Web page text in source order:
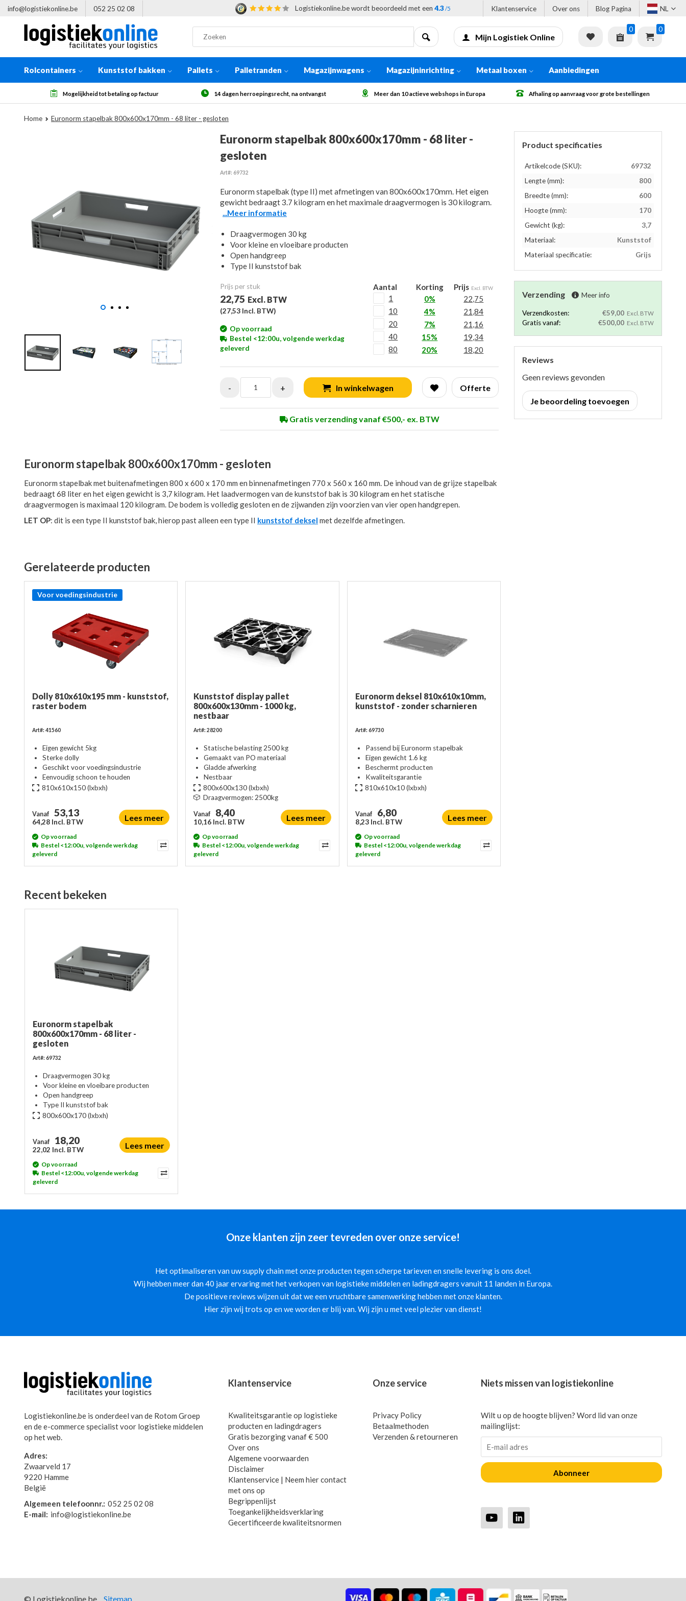
info@logistiekonline.be 052 25 02 08 Logistiekonline.be wordt beoordeeld met een 4.3/5 Klantenservice Over ons Blog Pagina NL
Mijn Logistiek Online
0 0
Rolcontainers Kunststof bakken Pallets Palletranden Magazijnwagens Magazijninrichting Metaal boxen Aanbiedingen
tot betaling op factuur 14 dagen herroepingsrecht, na ontvangst Meer dan 10 actieve webshops in Europa Afhaling op aanvraag voor grote bestellingen Gratis verzending vanaf € 500
Home Euronorm stapelbak 800x600x170mm - 68 liter - gesloten
Euronorm stapelbak 800x600x170mm - 68 liter -
gesloten
Art#: 69732
Euronorm stapelbak (type II) met afmetingen van 800x600x170mm. Het eigen
gewicht bedraagt 3.7 kilogram en het maximale draagvermogen is 30 kilogram.
...Meer informatie
Draagvermogen 30 kg
Voor kleine en vloeibare producten
Open handgreep
Type II kunststof bak
Prijs per stuk
22,75 Excl. BTW
(27,53 Incl. BTW)
Op voorraad
Bestel <12:00u, volgende werkdag
geleverd
Aantal Korting Prijs Excl. BTW
1 0%
22,75
10
4%
21,84
20
7%
21,16
40
15%
19,34
80
20% 18,20
- + In winkelwagen Offerte
Gratis verzending vanaf €500,- ex. BTW
Euronorm stapelbak 800x600x170mm - gesloten
Euronorm stapelbak met buitenafmetingen 800 x 600 x 170 mm en binnenafmetingen 770 x 560 x 160 mm. De inhoud van de grijze stapelbak
bedraagt 68 liter en het eigen gewicht is 3,7 kilogram. Het laadvermogen van de kunststof bak is 30 kilogram en het statische
draagvermogen is maximaal 120 kilogram. De bodem is volledig gesloten en de zijwanden zijn voorzien van vier open handgrepen.
LET OP: dit is een type II kunststof bak, hierop past alleen een type II kunststof deksel met dezelfde afmetingen.
Product specificaties
Artikelcode (SKU):
69732
Lengte (mm):
800
Breedte (mm):
600
Hoogte (mm):
170
Gewicht (kg):
3,7
Materiaal:
Kunststof
Materiaal specificatie:
Grijs
Verzending Meer info
Verzendkosten: €59,00 Excl. BTW
Gratis vanaf: €500,00 Excl. BTW
Reviews
Geen reviews gevonden
Je beoordeling toevoegen
Gerelateerde producten
Voor voedingsindustrie
Dolly 810x610x195 mm - kunststof,
raster bodem
Art#: 41560
Eigen gewicht 5kg
Sterke dolly
Geschikt voor voedingsindustrie
Eenvoudig schoon te houden
810x610x150(lxbxh)
Vanaf 53,13
64,28 Incl. BTW Lees meer
Op voorraad
Bestel <12:00u, volgende werkdag
geleverd
Kunststof display pallet
800x600x130mm - 1000 kg,
nestbaar
Art#: 28200
Statische belasting 2500 kg
Gemaakt van PO materiaal
Gladde afwerking
Nestbaar
800x600x130(lxbxh)
Draagvermogen: 2500kg
Vanaf 8,40
10,16 Incl. BTW Lees meer
Op voorraad
Bestel <12:00u, volgende werkdag
geleverd
Euronorm deksel 810x610x10mm,
kunststof - zonder scharnieren
Art#: 69730
Passend bij Euronorm stapelbak
Eigen gewicht 1.6 kg
Beschermt producten
Kwaliteitsgarantie
810x610x10(lxbxh)
Vanaf 6,80
8,23 Incl. BTW Lees meer
Op voorraad
Bestel <12:00u, volgende werkdag
geleverd
Recent bekeken
Euronorm stapelbak
800x600x170mm - 68 liter -
gesloten
Art#: 69732
Draagvermogen 30 kg
Voor kleine en vloeibare producten
Open handgreep
Type II kunststof bak
800x600x170(lxbxh)
Vanaf 18,20
22,02 Incl. BTW Lees meer
Op voorraad
Bestel <12:00u, volgende werkdag
geleverd
Onze klanten zijn zeer tevreden over onze service!
Het optimaliseren van uw supply chain met onze producten tegen scherpe tarieven en snelle levering is ons doel.
Wij hebben meer dan 40 jaar ervaring met het verkopen van logistieke middelen en ladingdragers vanuit 11 landen in Europa.
De positieve reviews wijzen uit dat we een vruchtbare samenwerking hebben met onze klanten.
Hier zijn wij trots op en we worden er blij van. Wij zijn u met veel plezier van dienst!
Logistiekonline.be is onderdeel van de Rotom Groep
en de e-commerce specialist voor logistieke middelen
op het web.
Adres:
Zwaarveld 17
9220 Hamme
België
Algemeen telefoonnr.: 052 25 02 08
E-mail: info@logistiekonline.be
Klantenservice
Kwaliteitsgarantie op logistieke
producten en ladingdragers
Gratis bezorging vanaf € 500
Over ons
Algemene voorwaarden
Disclaimer
Klantenservice | Neem hier contact
met ons op
Begrippenlijst
Toegankelijkheidsverklaring
Gecertificeerde kwaliteitsnormen
Onze service
Privacy Policy
Betaalmethoden
Verzenden & retourneren
Niets missen van logistiekonline
Wilt u op de hoogte blijven? Word lid van onze
mailinglijst:
Abonneer
© Logistiekonline.be Sitemap